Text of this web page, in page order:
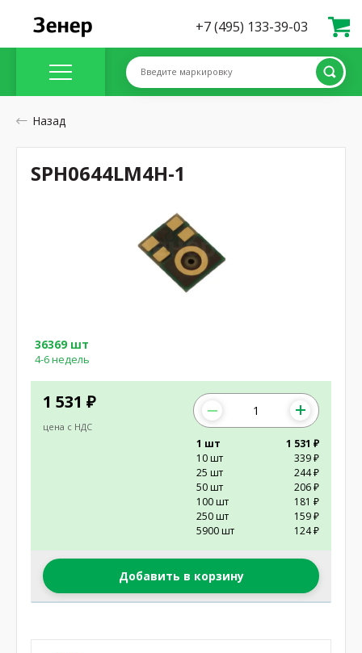
+7 (495) 133-39-03
Введите маркировку
Назад
1 531 ₽
цена с НДС
36369 шт
4-6 недель
1 шт
1 531 ₽
10 шт
339 ₽
25 шт
244 ₽
50 шт
206 ₽
100 шт
181 ₽
250 шт
159 ₽
5900 шт
124 ₽
Добавить в корзину
SPH0644LM4H-1